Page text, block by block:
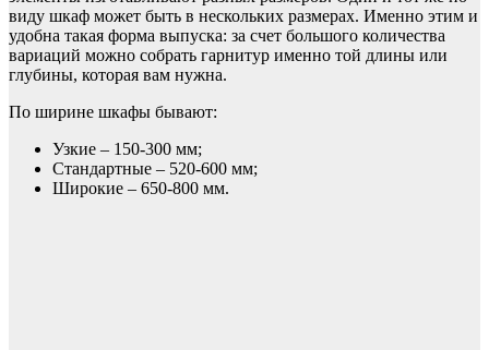
виду шкаф может быть в нескольких размерах. Именно этим и
удобна такая форма выпуска: за счет большого количества
вариаций можно собрать гарнитур именно той длины или
глубины, которая вам нужна.
По ширине шкафы бывают:
Узкие – 150-300 мм;
Стандартные – 520-600 мм;
Широкие – 650-800 мм.